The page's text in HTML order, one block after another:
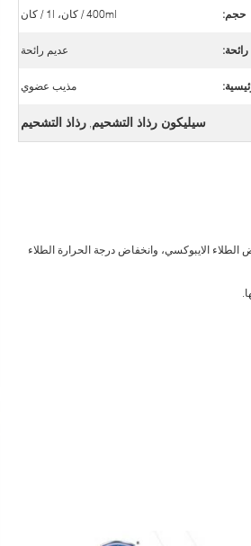
حجم: 400ml / كان، 1l / كان
رائحة: عديم رائحة
مذيب عضوي
سيليكون رذاذ التشحيم, رذاذ التشحيم
الطلاء الايبوكسي، وانخفاض درجة الحرارة الطلاء